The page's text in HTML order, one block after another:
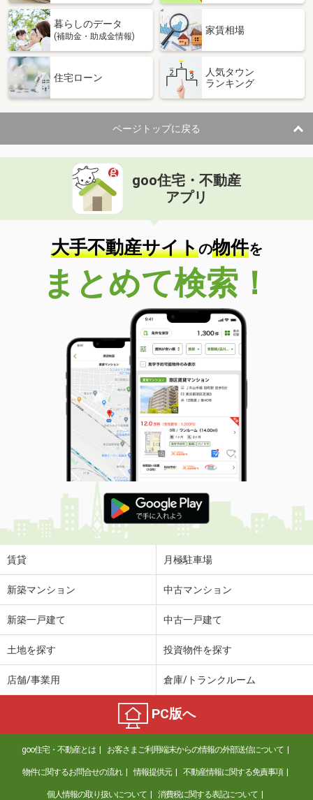
暮らしのデータ
(補助金・助成金情報)
家賃相場
住宅ローン
人気タウン
ランキング
ページトップに戻る
goo住宅・不動産
アプリ
大手不動産サイトの物件を
まとめて検索！
賃貸 月極駐車場
新築マンション 中古マンション
新築一戸建て 中古一戸建て
土地を探す 投資物件を探す
店舗/事業用 倉庫/トランクルーム
PC版へ
goo住宅・不動産とは お客さまご利用端末からの情報の外部送信について
物件に関するお問合せの流れ 情報提供元 不動産情報に関する免責事項
個人情報の取り扱いについて 消費税に関する表記について